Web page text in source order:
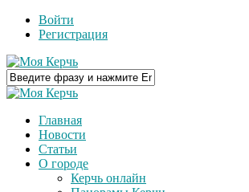
Войти
Регистрация
Главная
Новости
Статьи
О городе
Керчь онлайн